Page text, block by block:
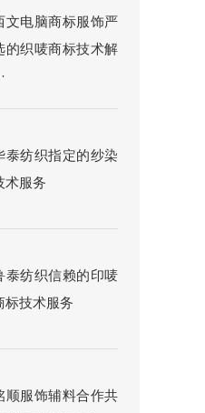
文电脑商标服饰严
的织唛商标技术解
泰纺织指定的纱染
术服务
泰纺织信赖的印唛
标技术服务
顺服饰辅料合作共